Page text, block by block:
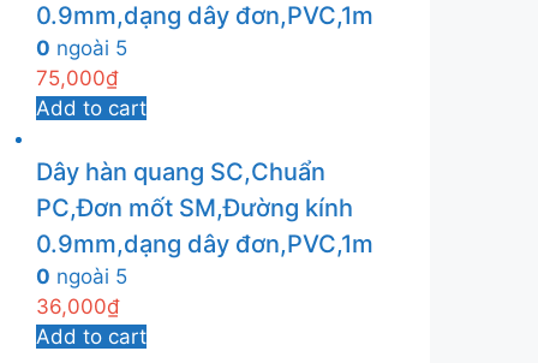
0.9mm,dạng dây đơn,PVC,1m
0 ngoài 5
75,000₫
Add to cart
Dây hàn quang SC,Chuẩn
PC,Đơn mốt SM,Đường kính
0.9mm,dạng dây đơn,PVC,1m
0 ngoài 5
36,000₫
Add to cart